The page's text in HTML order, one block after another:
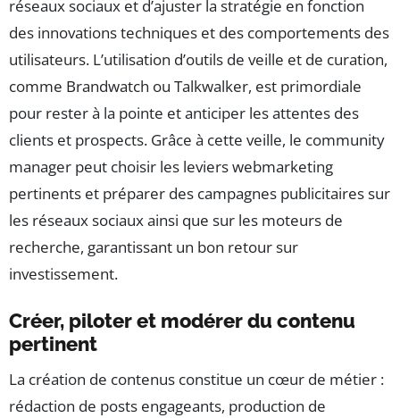
réseaux sociaux et d’ajuster la stratégie en fonction
des innovations techniques et des comportements des
utilisateurs. L’utilisation d’outils de veille et de curation,
comme Brandwatch ou Talkwalker, est primordiale
pour rester à la pointe et anticiper les attentes des
clients et prospects. Grâce à cette veille, le community
manager peut choisir les leviers webmarketing
pertinents et préparer des campagnes publicitaires sur
les réseaux sociaux ainsi que sur les moteurs de
recherche, garantissant un bon retour sur
investissement.
Créer, piloter et modérer du contenu
pertinent
La création de contenus constitue un cœur de métier :
rédaction de posts engageants, production de